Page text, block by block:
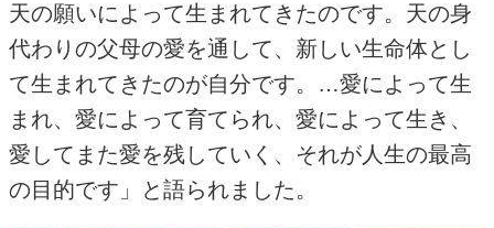
天の願いによって生まれてきたのです。天の身
代わりの父母の愛を通して、新しい生命体とし
て生まれてきたのが自分です。…愛によって生
まれ、愛によって育てられ、愛によって生き、
愛してまた愛を残していく、それが人生の最高
の目的です」と語られました。